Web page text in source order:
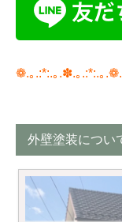
❁.｡.:*:.｡.✽.｡.:*:.｡
外壁塗装につい